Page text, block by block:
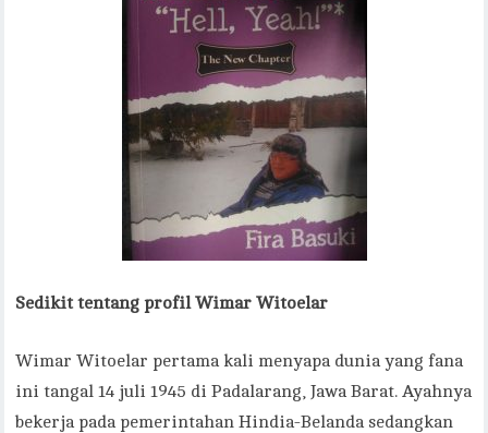
Sedikit tentang profil Wimar Witoelar
Wimar Witoelar pertama kali menyapa dunia yang fana
ini tangal 14 juli 1945 di Padalarang, Jawa Barat. Ayahnya
bekerja pada pemerintahan Hindia-Belanda sedangkan